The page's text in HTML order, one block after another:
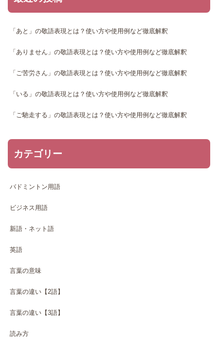
「あと」の敬語表現とは？使い方や使用例など徹底解釈
「ありません」の敬語表現とは？使い方や使用例など徹底解釈
「ご苦労さん」の敬語表現とは？使い方や使用例など徹底解釈
「いる」の敬語表現とは？使い方や使用例など徹底解釈
「ご馳走する」の敬語表現とは？使い方や使用例など徹底解釈
カテゴリー
バドミントン用語
ビジネス用語
新語・ネット語
英語
言葉の意味
言葉の違い【2語】
言葉の違い【3語】
読み方